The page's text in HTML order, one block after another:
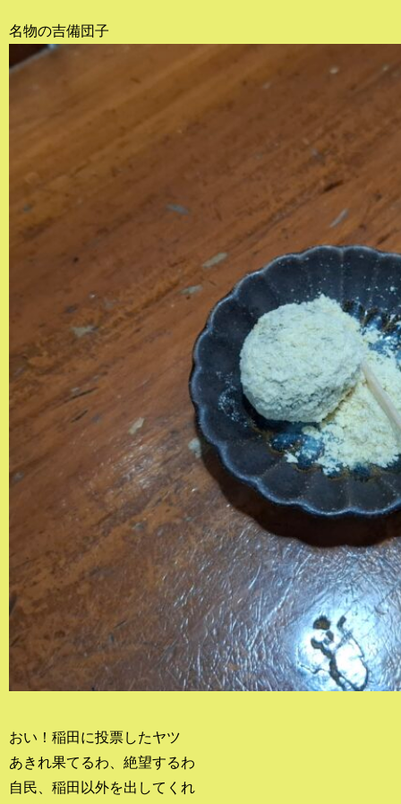
名物の吉備団子
おい！稲田に投票したヤツ
あきれ果てるわ、絶望するわ
自民、稲田以外を出してくれ